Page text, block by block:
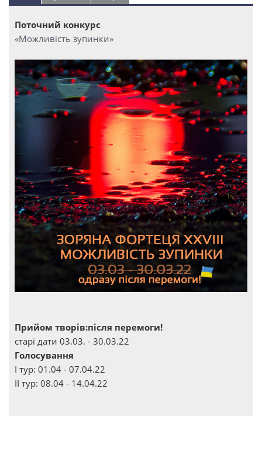
Поточний конкурс
«Можливість зупинки»
Прийом творів:після перемоги!
старі дати 03.03. - 30.03.22
Голосування
І тур: 01.04 - 07.04.22
ІІ тур: 08.04 - 14.04.22